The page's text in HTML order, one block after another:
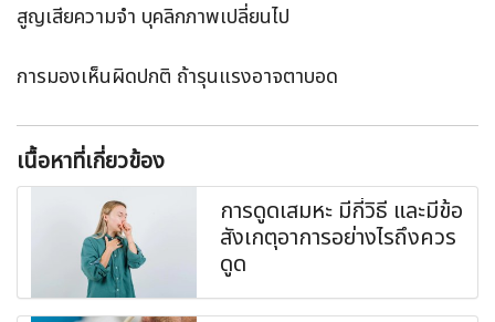
สูญเสียความจำ บุคลิกภาพเปลี่ยนไป
การมองเห็นผิดปกติ ถ้ารุนแรงอาจตาบอด
เนื้อหาที่เกี่ยวข้อง
การดูดเสมหะ มีกี่วิธี และมีข้อ
สังเกตุอาการอย่างไรถึงควร
ดูด